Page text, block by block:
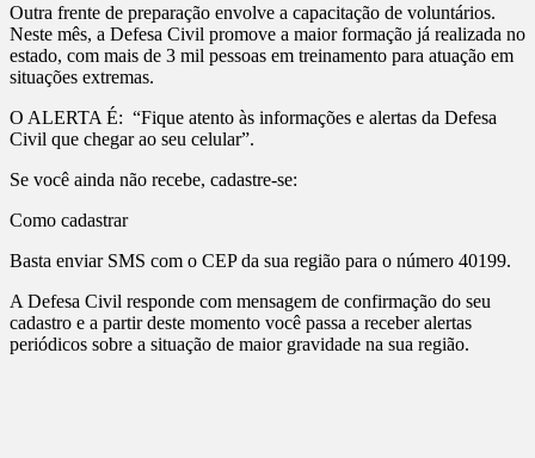
Outra frente de preparação envolve a capacitação de voluntários.
Neste mês, a Defesa Civil promove a maior formação já realizada no
estado, com mais de 3 mil pessoas em treinamento para atuação em
situações extremas.
O ALERTA É: “Fique atento às informações e alertas da Defesa
Civil que chegar ao seu celular”.
Se você ainda não recebe, cadastre-se:
Como cadastrar
Basta enviar SMS com o CEP da sua região para o número 40199.
A Defesa Civil responde com mensagem de confirmação do seu
cadastro e a partir deste momento você passa a receber alertas
periódicos sobre a situação de maior gravidade na sua região.